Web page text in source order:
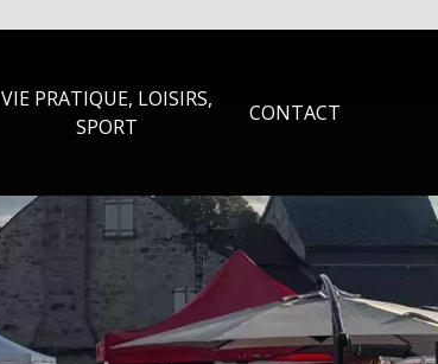
VIE PRATIQUE, LOISIRS,
SPORT
CONTACT